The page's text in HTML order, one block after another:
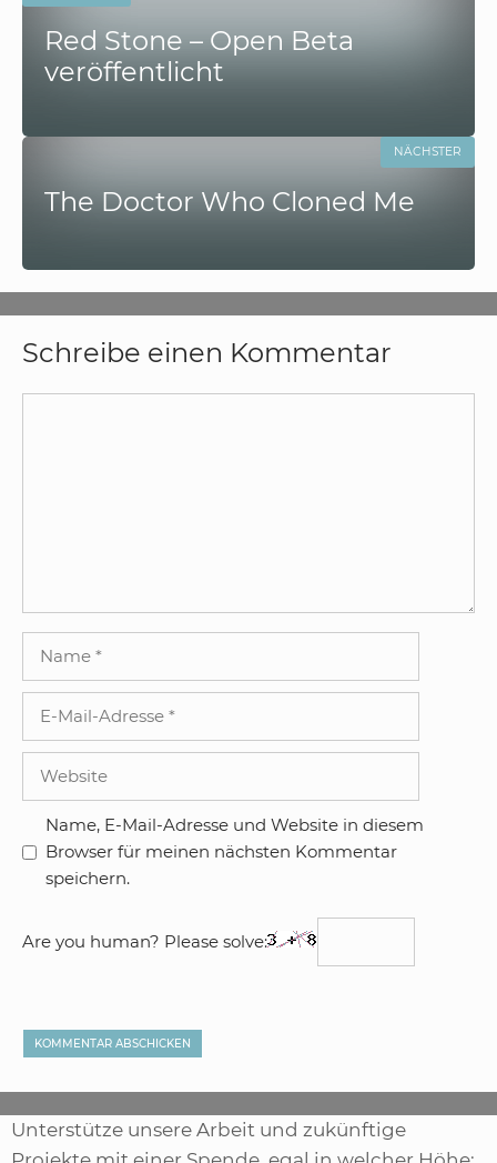
Red Stone – Open Beta
veröffentlicht
The Doctor Who Cloned Me
NÄCHSTER
Schreibe einen Kommentar
Adresse
Name, E-Mail-Adresse und Website in diesem
Browser für meinen nächsten Kommentar
speichern.
Are you human? Please solve:
Unterstütze unsere Arbeit und zukünftige